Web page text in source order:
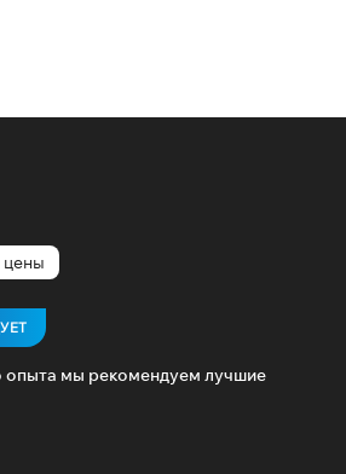
цены
опыта мы рекомендуем лучшие